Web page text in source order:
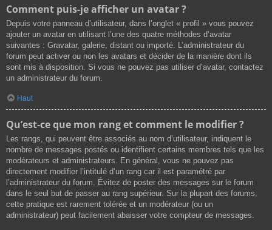
Comment puis-je afficher un avatar ?
Depuis votre panneau d’utilisateur, dans l’onglet « profil » vous pouvez
ajouter un avatar en utilisant l’une des quatre méthodes d’avatar
suivantes : Gravatar, galerie, distant ou importé. L’administrateur du
forum peut activer ou non les avatars et décider de la manière dont ils
sont mis à disposition. Si vous ne pouvez pas utiliser d’avatar, contactez
un administrateur du forum.
Haut
Qu’est-ce que mon rang et comment le modifier ?
Les rangs, qui peuvent être associés au nom d’utilisateur, indiquent le
nombre de messages postés ou identifient certains membres tels que les
modérateurs et administrateurs. En général, vous ne pouvez pas
directement modifier l’intitulé d’un rang car il est paramétré par
l’administrateur du forum. Évitez de poster des messages sur le forum
dans le seul but de passer au rang supérieur. Sur la plupart des forums,
cette pratique est rarement tolérée et un modérateur (ou un
administrateur) peut facilement abaisser votre compteur de messages.